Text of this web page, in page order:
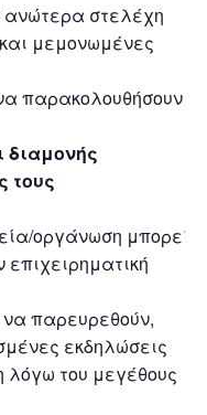
στελέχη
μεμονωμένες
παρακολουθήσουν
διαμονής
τους
οργάνωση μπορεί
παρευρεθούν,
εκδηλώσεις
λόγω του μεγέθους